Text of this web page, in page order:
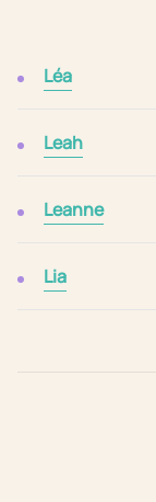
Léa
Leah
Leanne
Lia